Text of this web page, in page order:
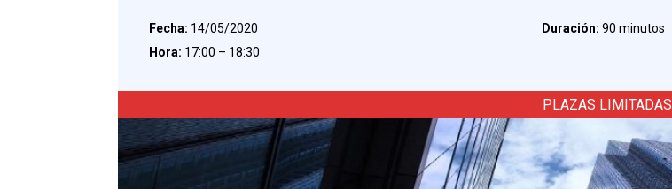
Fecha: 14/05/2020
Hora: 17:00 – 18:30
Duración: 90 minutos
PLAZAS LIMITADAS